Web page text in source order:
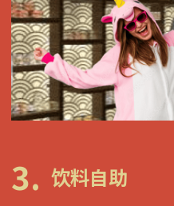
3. 饮料自助